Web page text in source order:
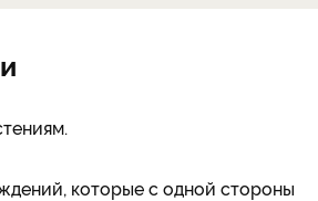
которые с одной стороны